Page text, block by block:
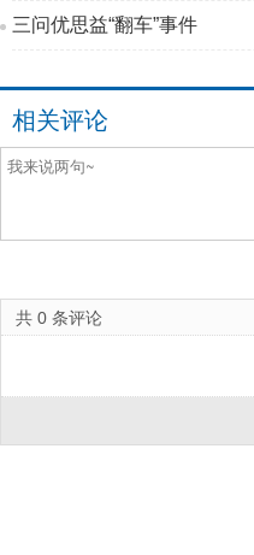
三问优思益“翻车”事件
相关评论
共 0 条评论